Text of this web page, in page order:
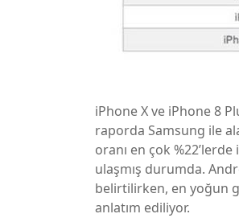
iPhone X ve iPhone 8
raporda Samsung ile
oranı en çok
ulaşmış durumda.
belirtilirken, en yoğun
anlatım ediliyor.